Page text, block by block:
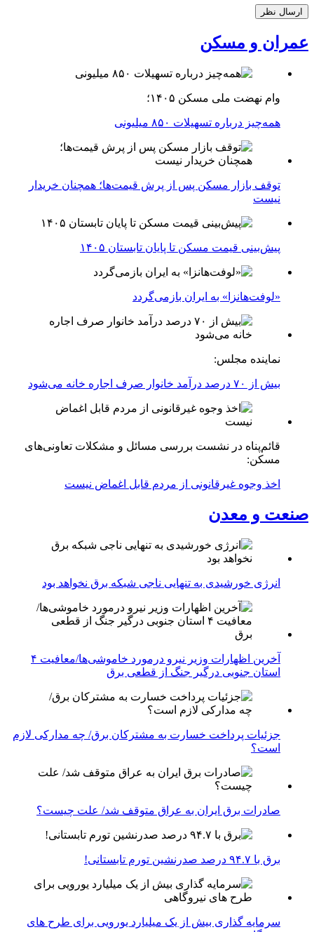
عمران و مسکن
وام نهضت ملی مسکن ۱۴۰۵؛
همه‌چیز درباره تسهیلات ۸۵۰ میلیونی
توقف بازار مسکن پس از پرش قیمت‌ها؛ همچنان خریدار
نیست
پیش‌بینی قیمت مسکن تا پایان تابستان ۱۴۰۵
«لوفت‌هانزا» به ایران بازمی‌گردد
نماینده مجلس:
بیش از ۷۰ درصد درآمد خانوار صرف اجاره خانه می‌شود
قائم‌پناه در نشست بررسی مسائل و مشکلات تعاونی‌های
مسکن:
اخذ وجوه غیرقانونی از مردم قابل اغماض نیست
صنعت و معدن
انرژی خورشیدی به تنهایی ناجی شبکه برق نخواهد بود
آخرین اظهارات وزیر نیرو درمورد خاموشی‌ها/معافیت ۴
استان جنوبی درگیر جنگ از قطعی برق
جزئیات پرداخت خسارت به مشترکان برق/ چه مدارکی لازم
است؟
صادرات برق ایران به عراق متوقف شد/ علت چیست؟
برق با ۹۴.۷ درصد صدرنشین تورم تابستانی!
سرمایه گذاری بیش از یک میلیارد یورویی برای طرح های